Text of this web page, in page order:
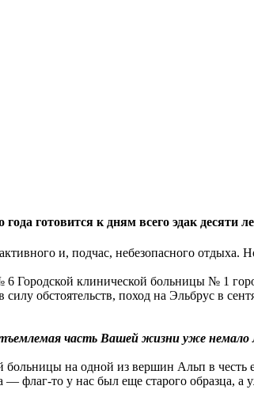
готовится к дням всего эдак десяти
и, подчас, небезопасного
Городской клинической больницы № 1
обстоятельств, поход на Эльбрус в
часть Вашей жизни уже немало
на одной из вершин Альп в честь
флаг-то у нас был еще старого образца, а